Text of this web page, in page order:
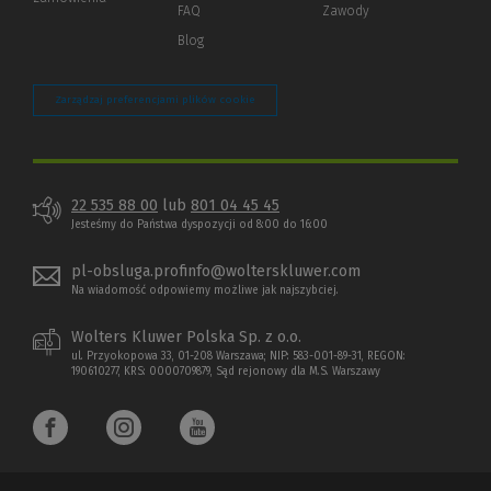
FAQ
Blog
Zawody
Zarządzaj preferencjami plików cookie
22 535 88 00 lub 801 04 45 45
Jesteśmy do Państwa dyspozycji od 8:00 do 16:00
pl-obsluga.profinfo@wolterskluwer.com
Na wiadomość odpowiemy możliwe jak najszybciej.
Wolters Kluwer Polska Sp. z o.o.
ul. Przyokopowa 33, 01-208 Warszawa; NIP: 583-001-89-31, REGON:
190610277, KRS: 0000709879, Sąd rejonowy dla M.S. Warszawy